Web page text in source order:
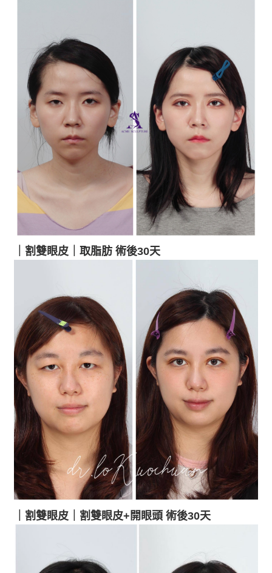
｜割雙眼皮 ｜取脂肪 術後30天
｜割雙眼皮 ｜割雙眼皮+開眼頭 術後30天